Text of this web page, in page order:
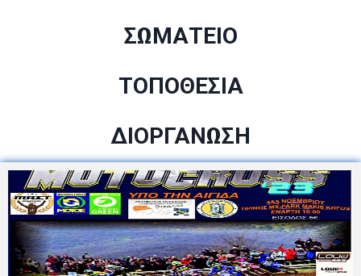
ΣΩΜΑΤΕΙΟ
ΤΟΠΟΘΕΣΙΑ
ΔΙΟΡΓΑΝΩΣΗ